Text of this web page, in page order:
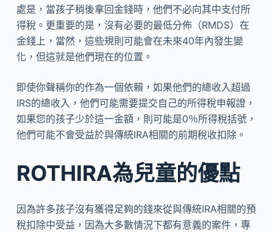
處是，當孩子稍後拿回金錢時，他們不必向其中支付所
得稅。更重要的是，沒有必要的最低分佈（RMDS）在
金錢上，當然，這些規則可能會在未來40年內發生變
化，但這就是他們現在的位置。
即使你聲稱你的作為一個依賴，如果他們的總收入超過
IRS的總收入，他們可能需要提交自己的所得稅申報證，
如果您的孩子少於這一金額，則可能是0％所得稅括號，
他們可能不會受益於與傳統IRA相關的前期稅收扣除。
ROTHIRA為兒童的優點
因為許多孩子沒有獲得足夠的錢來從與傳統IRA相關的預
稅扣除中受益，因為大多數情況下都有意義的案件，專